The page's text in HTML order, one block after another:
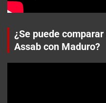
¿Se puede
Assab con Maduro?